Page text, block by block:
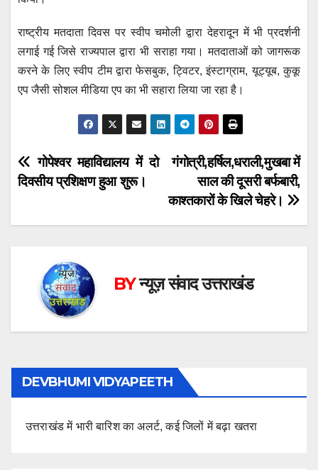
राष्ट्रीय मतदाता दिवस पर स्वीप चमोली द्वारा देहरादून में भी प्रदर्शनी
लगाई गई जिसे राज्यपाल द्वारा भी सराहा गया। मतदाताओं को जागरूक
करने के लिए स्वीप टीम द्वारा फेसबुक, ट्विटर, इंस्टाग्राम, यूट्यूब, कुकू
एप जैसी सोशल मीडिया एप का भी सहारा लिया जा रहा है।
Post
navigation
गंगोत्री,हर्षिल,धराली,मुखबा में
साल की दूसरी बर्फबारी,
काश्तकारों के खिले चेहरे।
गोपेश्वर महाविद्यालय में दो
दिवसीय प्रशिक्षण हुआ शुरू।
BYन्यूज़ संवाद उत्तराखंड
DEVBHUMI VIDYAPEETH
उत्तराखंड में भारी बारिश का अलर्ट, कई जिलों में बढ़ा खतरा